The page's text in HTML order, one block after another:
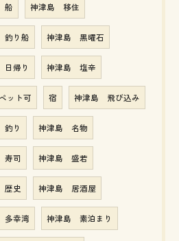
船 神津島 移住
り船 神津島 黒曜石
帰り 神津島 塩辛
ット可 宿 神津島 飛び込み
り 神津島 名物
司 神津島 盛若
史 神津島 居酒屋
幸湾 神津島 素泊まり